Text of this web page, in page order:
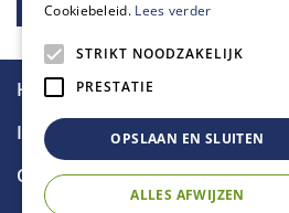
Handige links
Informatie
Contact
Cookiebeleid. Lees verder
STRIKT NOODZAKELIJK
PRESTATIE
OPSLAAN EN SLUITEN
ALLES AFWIJZEN